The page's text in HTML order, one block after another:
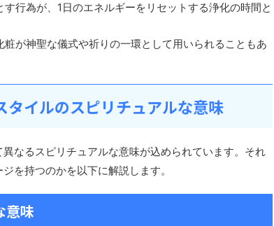
す行為が、1日のエネルギーをリセットする浄化の時間と
粧が神聖な儀式や祈りの一環として用いられることもあ
タイルのスピリチュアルな意味
なるスピリチュアルな意味が込められています。それ
を持つのかを以下に解説します。
意味